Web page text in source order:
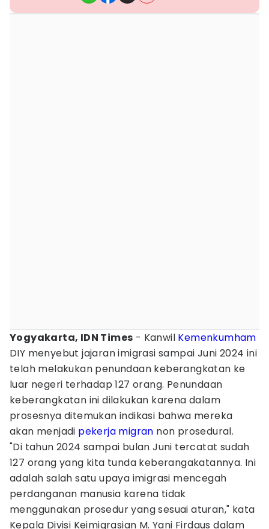
Yogyakarta, IDN Times - Kanwil Kemenkumham
DIY menyebut jajaran imigrasi sampai Juni 2024 ini
telah melakukan penundaan keberangkatan ke
luar negeri terhadap 127 orang. Penundaan
keberangkatan ini dilakukan karena dalam
prosesnya ditemukan indikasi bahwa mereka
akan menjadi pekerja migran non prosedural.
"Di tahun 2024 sampai bulan Juni tercatat sudah
127 orang yang kita tunda keberangakatannya. Ini
adalah salah satu upaya imigrasi mencegah
perdanganan manusia karena tidak
menggunakan prosedur yang sesuai aturan," kata
Kepala Divisi Keimigrasian M. Yani Firdaus dalam